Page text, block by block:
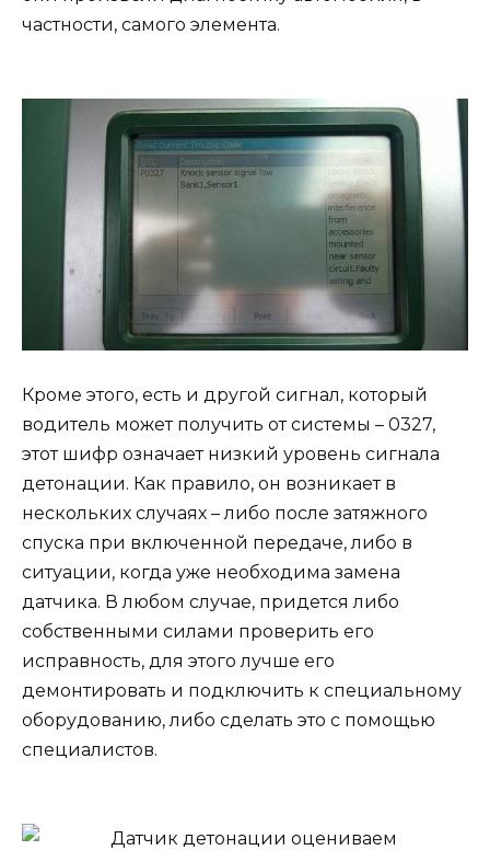
частности, самого элемента.
Кроме этого, есть и другой сигнал, который
водитель может получить от системы – 0327,
этот шифр означает низкий уровень сигнала
детонации. Как правило, он возникает в
нескольких случаях – либо после затяжного
спуска при включенной передаче, либо в
ситуации, когда уже необходима замена
датчика. В любом случае, придется либо
собственными силами проверить его
исправность, для этого лучше его
демонтировать и подключить к специальному
оборудованию, либо сделать это с помощью
специалистов.